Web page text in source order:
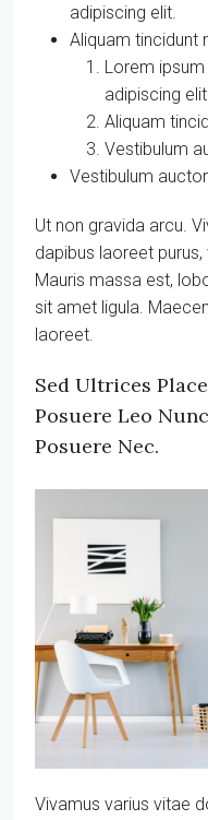
adipiscing elit.
Aliquam tincidunt
Lorem
adipiscing
Aliquam
Vestibulum
Vestibulum
Ut non gravida arcu.
dapibus laoreet
Mauris massa est,
sit amet ligula.
laoreet.
Sed Ultrices
Posuere Leo
Posuere Nec.
Vivamus varius vitae